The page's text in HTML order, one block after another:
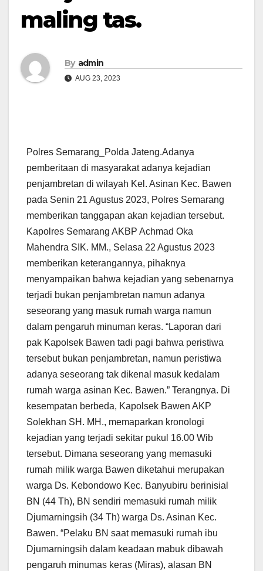
maling tas.
By admin
AUG 23, 2023
Polres Semarang_Polda Jateng.Adanya
pemberitaan di masyarakat adanya kejadian
penjambretan di wilayah Kel. Asinan Kec. Bawen
pada Senin 21 Agustus 2023, Polres Semarang
memberikan tanggapan akan kejadian tersebut.
Kapolres Semarang AKBP Achmad Oka
Mahendra SIK. MM., Selasa 22 Agustus 2023
memberikan keterangannya, pihaknya
menyampaikan bahwa kejadian yang sebenarnya
terjadi bukan penjambretan namun adanya
seseorang yang masuk rumah warga namun
dalam pengaruh minuman keras. “Laporan dari
pak Kapolsek Bawen tadi pagi bahwa peristiwa
tersebut bukan penjambretan, namun peristiwa
adanya seseorang tak dikenal masuk kedalam
rumah warga asinan Kec. Bawen.” Terangnya. Di
kesempatan berbeda, Kapolsek Bawen AKP
Solekhan SH. MH., memaparkan kronologi
kejadian yang terjadi sekitar pukul 16.00 Wib
tersebut. Dimana seseorang yang memasuki
rumah milik warga Bawen diketahui merupakan
warga Ds. Kebondowo Kec. Banyubiru berinisial
BN (44 Th), BN sendiri memasuki rumah milik
Djumarningsih (34 Th) warga Ds. Asinan Kec.
Bawen. “Pelaku BN saat memasuki rumah ibu
Djumarningsih dalam keadaan mabuk dibawah
pengaruh minumas keras (Miras), alasan BN